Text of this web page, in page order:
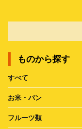
ものから探す
すべて
お米・パン
フルーツ類